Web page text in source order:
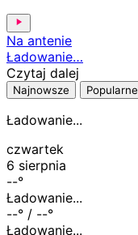
Na antenie
Ładowanie…
Czytaj dalej
Najnowsze Popularne
Ładowanie...
czwartek
6 sierpnia
--°
Ładowanie...
--° / --°
Ładowanie...